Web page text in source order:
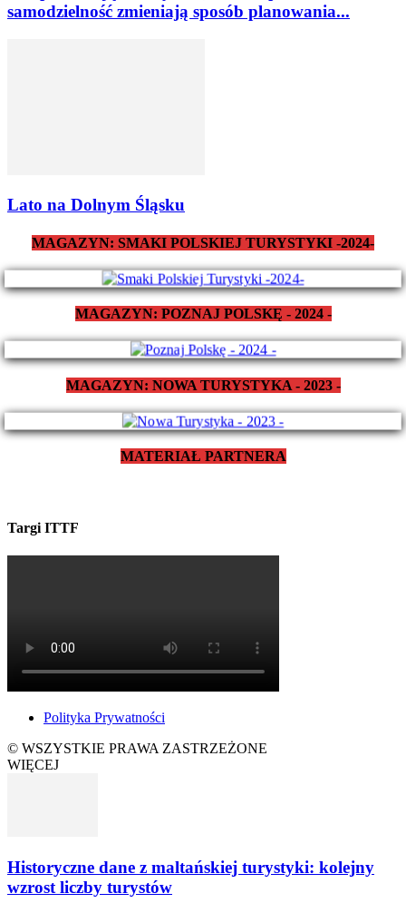
samodzielność zmieniają sposób planowania...
Lato na Dolnym Śląsku
MAGAZYN: SMAKI POLSKIEJ TURYSTYKI -2024-
MAGAZYN: POZNAJ POLSKĘ - 2024 -
MAGAZYN: NOWA TURYSTYKA - 2023 -
MATERIAŁ PARTNERA
Targi ITTF
Polityka Prywatności
© WSZYSTKIE PRAWA ZASTRZEŻONE
WIĘCEJ
Historyczne dane z maltańskiej turystyki: kolejny
wzrost liczby turystów